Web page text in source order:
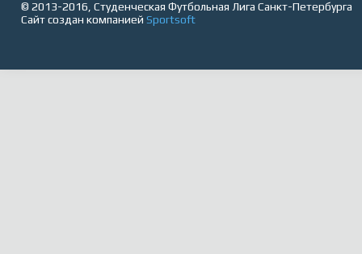
© 2013-2016, Студенческая Футбольная Лига Санкт-Петербурга
Сайт создан компанией Sportsoft